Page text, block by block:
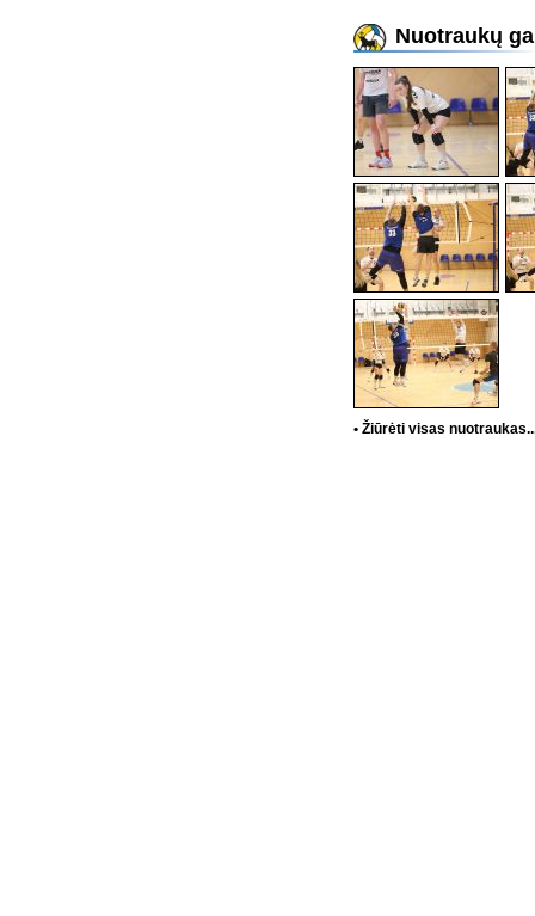
Nuotraukų
• Žiūrėti visas